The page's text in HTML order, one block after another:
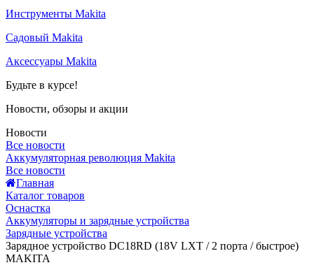
Инструменты Makita
Садовый Makita
Аксессуары Makita
Будьте в курсе!
Новости, обзоры и акции
Новости
Все новости
Аккумуляторная революция Makita
Все новости
Главная
Каталог товаров
Оснастка
Аккумуляторы и зарядные устройства
Зарядные устройства
Зарядное устройство DC18RD (18V LXT / 2 порта / быстрое)
MAKITA